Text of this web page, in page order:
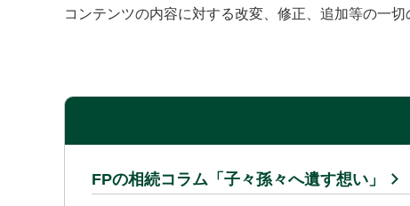
コンテンツの内容に対する改変、修正、追加等の一切
FPの相続コラム「子々孫々へ遺す想い」